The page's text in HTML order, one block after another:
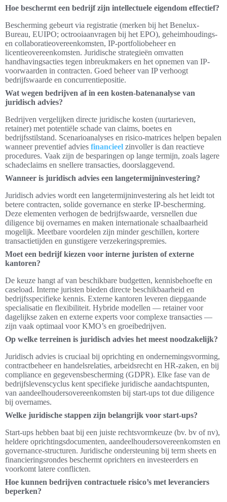
Hoe beschermt een bedrijf zijn intellectuele eigendom effectief?
Bescherming gebeurt via registratie (merken bij het Benelux-
Bureau, EUIPO; octrooiaanvragen bij het EPO), geheimhoudings-
en collaboratieovereenkomsten, IP-portfoliobeheer en
licentieovereenkomsten. Juridische strategieën omvatten
handhavingsacties tegen inbreukmakers en het opnemen van IP-
voorwaarden in contracten. Goed beheer van IP verhoogt
bedrijfswaarde en concurrentiepositie.
Wat wegen bedrijven af in een kosten-batenanalyse van
juridisch advies?
Bedrijven vergelijken directe juridische kosten (uurtarieven,
retainer) met potentiële schade van claims, boetes en
bedrijfsstilstand. Scenarioanalyses en risico-matrices helpen bepalen
wanneer preventief advies financieel zinvoller is dan reactieve
procedures. Vaak zijn de besparingen op lange termijn, zoals lagere
schadeclaims en snellere transacties, doorslaggevend.
Wanneer is juridisch advies een langetermijninvestering?
Juridisch advies wordt een langetermijninvestering als het leidt tot
betere contracten, solide governance en sterke IP-bescherming.
Deze elementen verhogen de bedrijfswaarde, versnellen due
diligence bij overnames en maken internationale schaalbaarheid
mogelijk. Meetbare voordelen zijn minder geschillen, kortere
transactietijden en gunstigere verzekeringspremies.
Moet een bedrijf kiezen voor interne juristen of externe
kantoren?
De keuze hangt af van beschikbare budgetten, kennisbehoefte en
caseload. Interne juristen bieden directe beschikbaarheid en
bedrijfsspecifieke kennis. Externe kantoren leveren diepgaande
specialisatie en flexibiliteit. Hybride modellen — retainer voor
dagelijkse zaken en externe experts voor complexe transacties —
zijn vaak optimaal voor KMO’s en groeibedrijven.
Op welke terreinen is juridisch advies het meest noodzakelijk?
Juridisch advies is cruciaal bij oprichting en ondernemingsvorming,
contractbeheer en handelsrelaties, arbeidsrecht en HR-zaken, en bij
compliance en gegevensbescherming (GDPR). Elke fase van de
bedrijfslevenscyclus kent specifieke juridische aandachtspunten,
van aandeelhoudersovereenkomsten bij start-ups tot due diligence
bij overnames.
Welke juridische stappen zijn belangrijk voor start-ups?
Start-ups hebben baat bij een juiste rechtsvormkeuze (bv. bv of nv),
heldere oprichtingsdocumenten, aandeelhoudersovereenkomsten en
governance-structuren. Juridische ondersteuning bij term sheets en
financieringsrondes beschermt oprichters en investeerders en
voorkomt latere conflicten.
Hoe kunnen bedrijven contractuele risico’s met leveranciers
beperken?